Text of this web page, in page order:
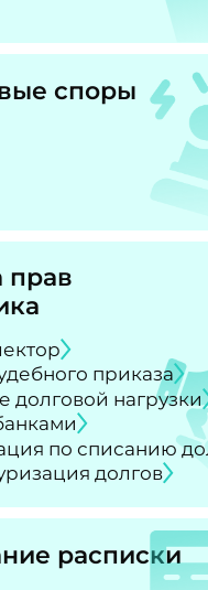
споры
прав
приказа
долговой нагрузки
по списанию
долгов
расписки